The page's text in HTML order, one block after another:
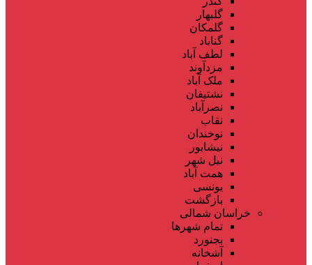
گلبهار
گلمکان
گناباد
لطف آباد
مزدآوند
ملک آباد
نشتیفان
نصرآباد
نقاب
نوخندان
نیشابور
نیل شهر
همت آباد
یونسی
بازگشت
خراسان شمالی
تمام شهر‌ها
بجنورد
آشخانه